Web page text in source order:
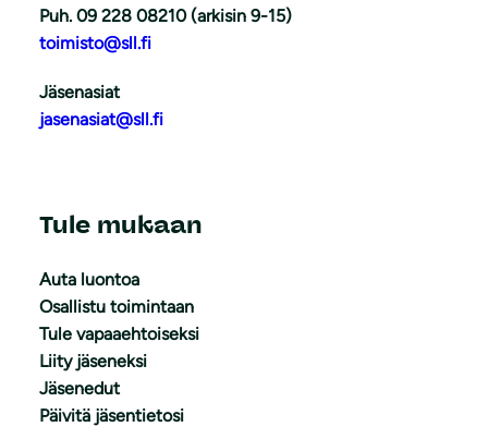
Puh. 09 228 08210 (arkisin 9-15)
toimisto@sll.fi
Jäsenasiat
jasenasiat@sll.fi
Tule mukaan
Auta luontoa
Osallistu toimintaan
Tule vapaaehtoiseksi
Liity jäseneksi
Jäsenedut
Päivitä jäsentietosi